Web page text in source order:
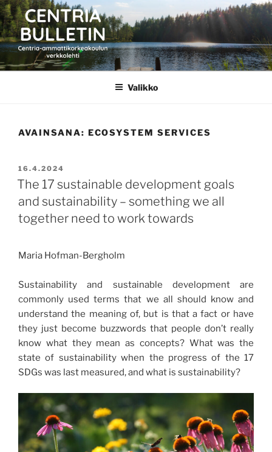
Siirry
sisältöön
CENTRIA BULLETIN
Valikko
AVAINSANA: ECOSYSTEM SERVICES
JULKAISTU
16.4.2024
The 17 sustainable development goals
and sustainability – something we all
together need to work towards
Maria Hofman-Bergholm
Sustainability and sustainable development are
commonly used terms that we all should know and
understand the meaning of, but is that a fact or have
they just become buzzwords that people don’t really
know what they mean as concepts? What was the
state of sustainability when the progress of the 17
SDGs was last measured, and what is sustainability?